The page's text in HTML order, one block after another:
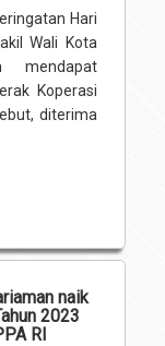
Hari
Wali Kota
mendapat
Koperasi
diterima
naik
2023
RI